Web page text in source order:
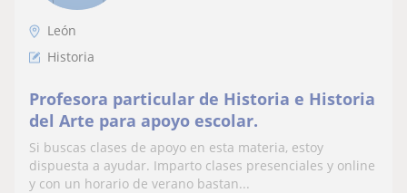
León
Historia
Profesora particular de Historia e Historia
del Arte para apoyo escolar.
Si buscas clases de apoyo en esta materia, estoy
dispuesta a ayudar. Imparto clases presenciales y online
y con un horario de verano bastan...